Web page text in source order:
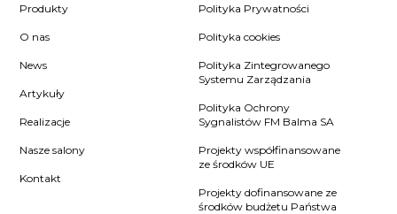
Produkty
O nas
News
Artykuły
Realizacje
Nasze salony
Kontakt
Polityka Prywatności
Polityka cookies
Polityka Zintegrowanego
Systemu Zarządzania
Polityka Ochrony
Sygnalistów FM Balma SA
Projekty współfinansowane
ze środków UE
Projekty dofinansowane ze
środków budżetu Państwa